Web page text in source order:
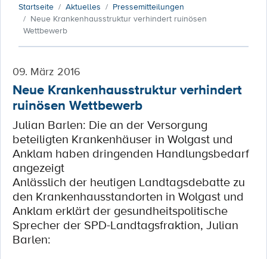
Startseite Aktuelles
Pressemitteilungen
Neue Krankenhausstruktur verhindert ruinösen
Wettbewerb
09. März 2016
Neue Krankenhausstruktur verhindert
ruinösen Wettbewerb
Julian Barlen: Die an der Versorgung
beteiligten Krankenhäuser in Wolgast und
Anklam haben dringenden Handlungsbedarf
angezeigt
Anlässlich der heutigen Landtagsdebatte zu
den Krankenhausstandorten in Wolgast und
Anklam erklärt der gesundheitspolitische
Sprecher der SPD-Landtagsfraktion, Julian
Barlen: